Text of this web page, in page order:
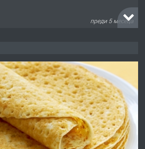
преди 5 месеца
преди 6 месеца
Заведение /ресторант, бистро/ в с.
Чакаларово, община Кирково
преди 7 месеца